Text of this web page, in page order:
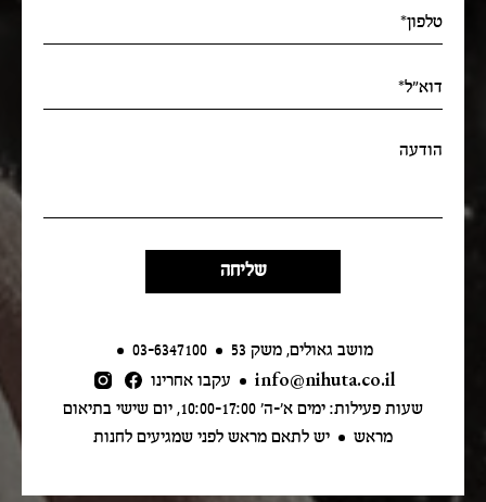
מושב גאולים, משק 53
info@nihuta.co.il
עקבו אחרינו
שעות פעילות: ימים א׳-ה׳ 10:00-17:00, יום שישי בתיאום
מראש
יש לתאם מראש לפני שמגיעים לחנות